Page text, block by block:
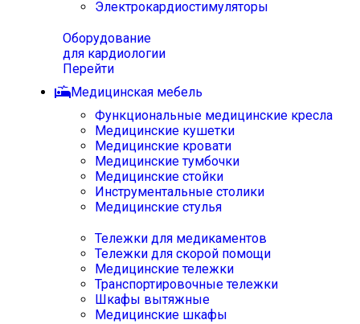
Электрокардиостимуляторы
Оборудование
для кардиологии
Перейти
Медицинская мебель
Функциональные медицинские кресла
Медицинские кушетки
Медицинские кровати
Медицинские тумбочки
Медицинские стойки
Инструментальные столики
Медицинские стулья
Тележки для медикаментов
Тележки для скорой помощи
Медицинские тележки
Транспортировочные тележки
Шкафы вытяжные
Медицинские шкафы